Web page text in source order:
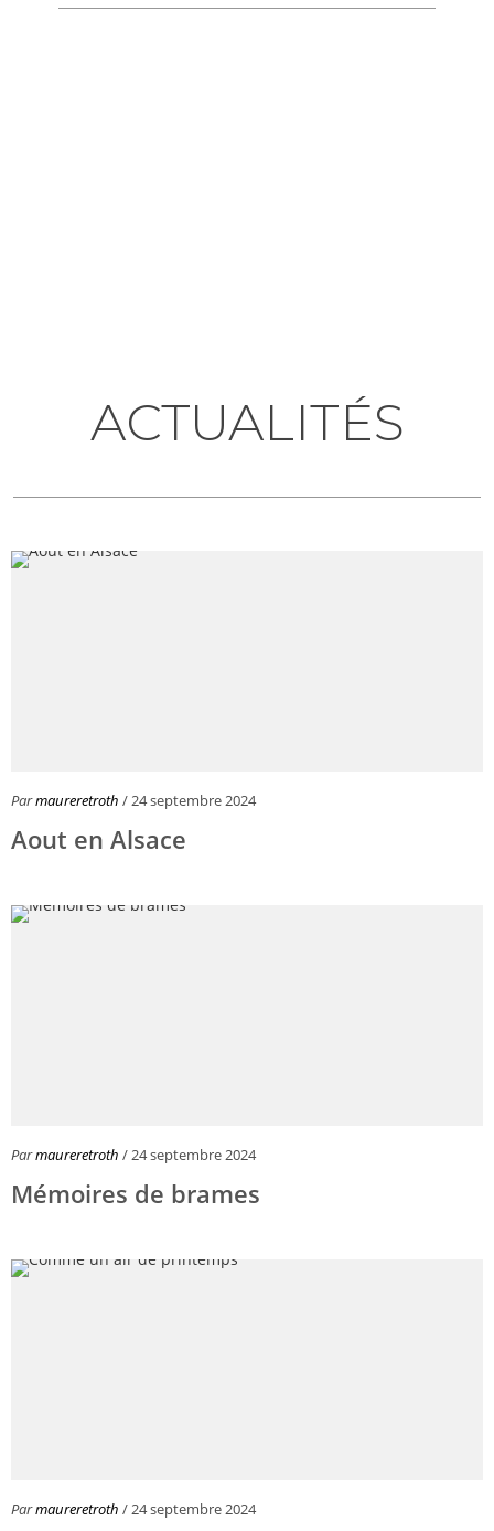
ACTUALITÉS
Parmaureretroth / 24 septembre 2024
Aout en Alsace
Parmaureretroth / 24 septembre 2024
Mémoires de brames
Parmaureretroth / 24 septembre 2024